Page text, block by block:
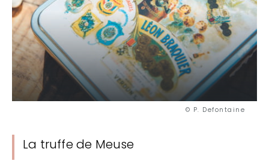
© P. Defontaine
La truffe de Meuse